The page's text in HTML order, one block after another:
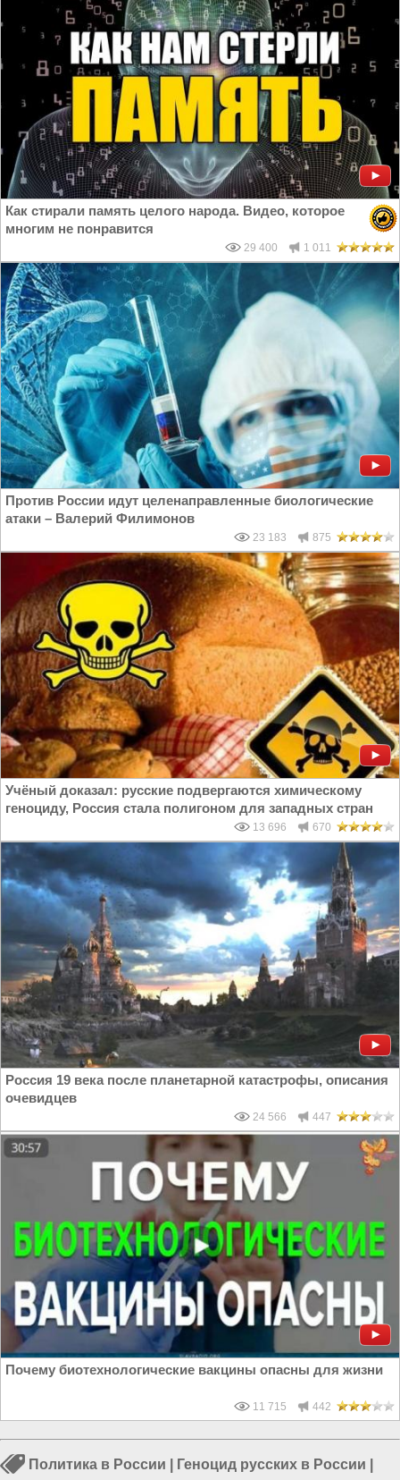
Как стирали память целого народа. Видео, которое
многим не понравится
29 400 1 011
Против России идут целенаправленные биологические
атаки – Валерий Филимонов
23 183 875
Учёный доказал: русские подвергаются химическому
геноциду, Россия стала полигоном для западных стран
13 696 670
Россия 19 века после планетарной катастрофы, описания
очевидцев
24 566 447
Почему биотехнологические вакцины опасны для жизни
11 715 442
Политика в России Геноцид русских в России